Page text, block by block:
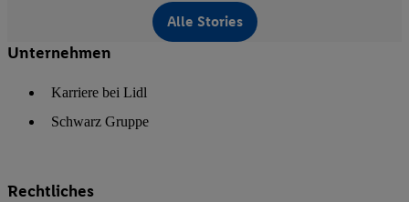
Alle Stories
Unternehmen
Karriere bei Lidl
Schwarz Gruppe
Rechtliches